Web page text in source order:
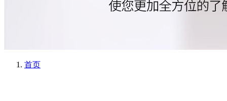
首页